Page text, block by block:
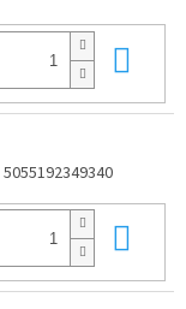
5055192349340